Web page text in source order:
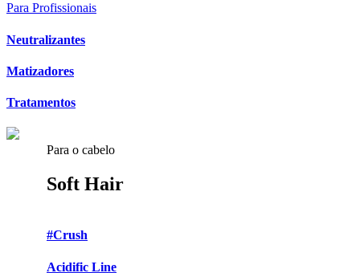
Para Profissionais
Neutralizantes
Matizadores
Tratamentos
Para o cabelo
Soft Hair
#Crush
Acidific Line